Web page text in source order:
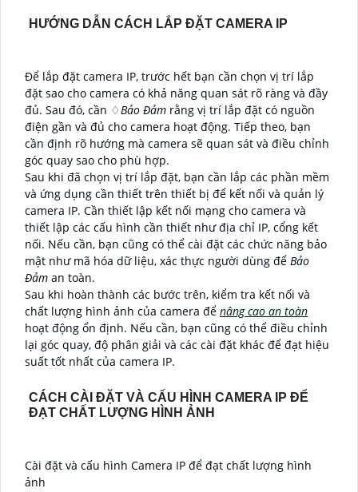
HƯỚNG DẪN CÁCH LẮP ĐẶT CAMERA IP
Để lắp đặt camera IP, trước hết bạn cần chọn vị trí lắp
đặt sao cho camera có khả năng quan sát rõ ràng và đầy
đủ. Sau đó, cần ♢Bảo Đảm rằng vị trí lắp đặt có nguồn
điện gần và đủ cho camera hoạt động. Tiếp theo, bạn
cần định rõ hướng mà camera sẽ quan sát và điều chỉnh
góc quay sao cho phù hợp.
Sau khi đã chọn vị trí lắp đặt, bạn cần lắp các phần mềm
và ứng dụng cần thiết trên thiết bị để kết nối và quản lý
camera IP. Cần thiết lập kết nối mạng cho camera và
thiết lập các cấu hình cần thiết như địa chỉ IP, cổng kết
nối. Nếu cần, bạn cũng có thể cài đặt các chức năng bảo
mật như mã hóa dữ liệu, xác thực người dùng để Bảo
Đảm an toàn.
Sau khi hoàn thành các bước trên, kiểm tra kết nối và
chất lượng hình ảnh của camera để nâng cao an toàn
hoạt động ổn định. Nếu cần, bạn cũng có thể điều chỉnh
lại góc quay, độ phân giải và các cài đặt khác để đạt hiệu
suất tốt nhất của camera IP.
CÁCH CÀI ĐẶT VÀ CẤU HÌNH CAMERA IP ĐỂ
ĐẠT CHẤT LƯỢNG HÌNH ẢNH
Cài đặt và cấu hình Camera IP để đạt chất lượng hình
ảnh